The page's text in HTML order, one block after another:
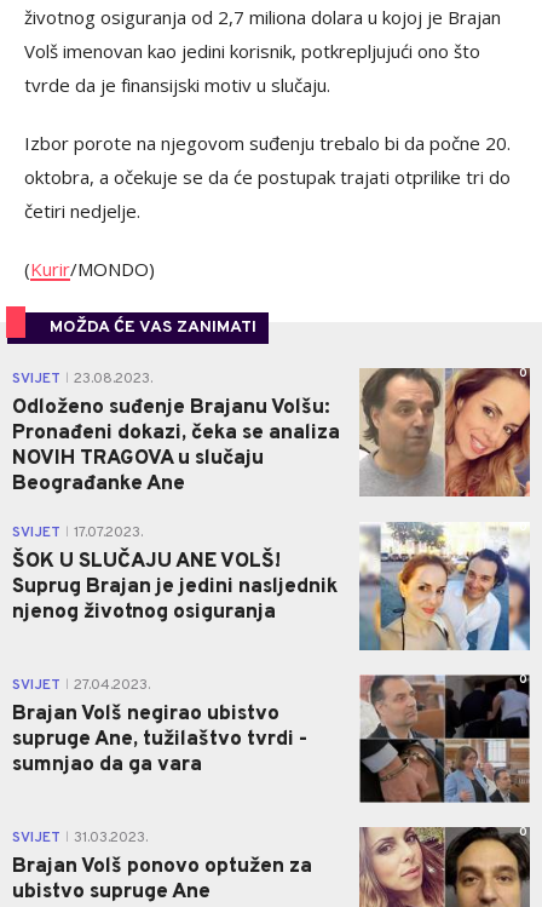
životnog osiguranja od 2,7 miliona dolara u kojoj je Brajan
Volš imenovan kao jedini korisnik, potkrepljujući ono što
tvrde da je finansijski motiv u slučaju.
Izbor porote na njegovom suđenju trebalo bi da počne 20.
oktobra, a očekuje se da će postupak trajati otprilike tri do
četiri nedjelje.
(Kurir/MONDO)
MOŽDA ĆE VAS ZANIMATI
SVIJET 23.08.2023.
Odloženo suđenje Brajanu Volšu:
Pronađeni dokazi, čeka se analiza
NOVIH TRAGOVA u slučaju
Beograđanke Ane
0
SVIJET 17.07.2023.
ŠOK U SLUČAJU ANE VOLŠ!
Suprug Brajan je jedini nasljednik
njenog životnog osiguranja
0
SVIJET 27.04.2023.
Brajan Volš negirao ubistvo
supruge Ane, tužilaštvo tvrdi -
sumnjao da ga vara
0
SVIJET 31.03.2023.
Brajan Volš ponovo optužen za
ubistvo supruge Ane
0